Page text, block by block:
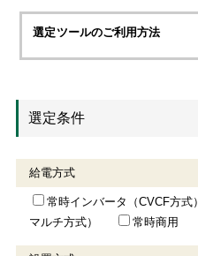
選定ツールのご利用方法
選定条件
給電方式
常時インバータ（CVCF方式）
マルチ方式）
常時商用